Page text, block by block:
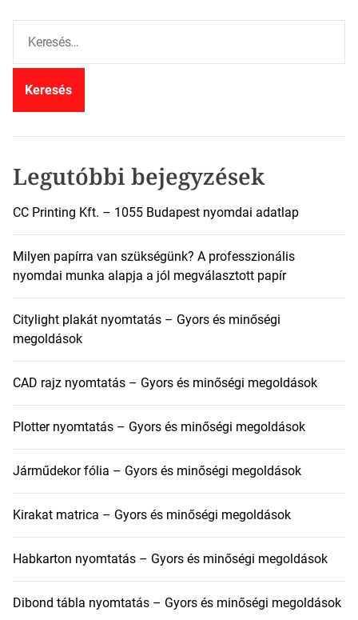
r
Legutóbbi bejegyzések
CC Printing Kft. – 1055 Budapest nyomdai adatlap
Milyen papírra van szükségünk? A professzionális
nyomdai munka alapja a jól megválasztott papír
Citylight plakát nyomtatás – Gyors és minőségi
megoldások
CAD rajz nyomtatás – Gyors és minőségi megoldások
Plotter nyomtatás – Gyors és minőségi megoldások
Járműdekor fólia – Gyors és minőségi megoldások
Kirakat matrica – Gyors és minőségi megoldások
Habkarton nyomtatás – Gyors és minőségi megoldások
Dibond tábla nyomtatás – Gyors és minőségi megoldások